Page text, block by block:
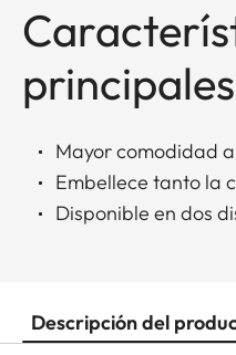
principales
Mayor comodidad
Embellece tanto la
Disponible en dos
Descripción del